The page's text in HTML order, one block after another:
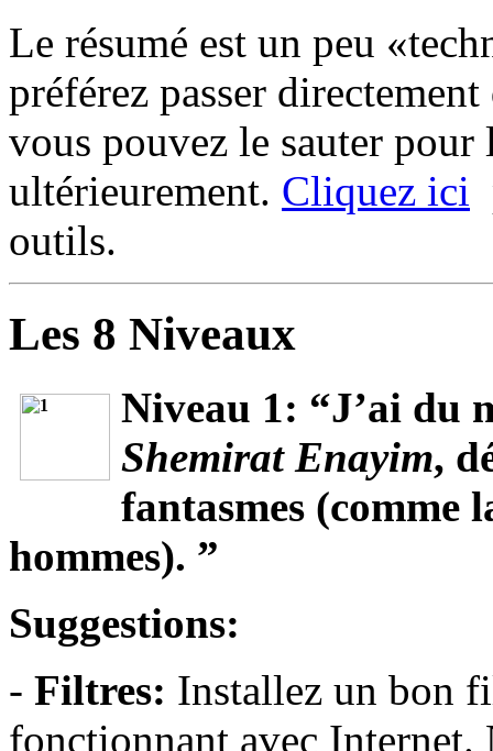
Le résumé est un peu
préférez passer
vous pouvez le sauter
ultérieurement. Cliquez ici
outils.
Les 8 Niveaux
Niveau 1 : “J’ai du
Shemirat Enayim,
fantasmes (comme
hommes). ”
Suggestions:
- Filtres: Installez un bon
fonctionnant avec Internet.